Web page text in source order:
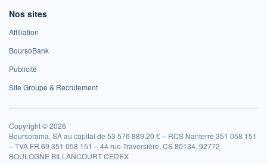
Nos sites
Affiliation
BoursoBank
Publicité
Site Groupe & Recrutement
Copyright © 2026
Boursorama, SA au capital de 53 576 889,20 € – RCS Nanterre 351 058 151
– TVA FR 69 351 058 151 – 44 rue Traversière, CS 80134, 92772
BOULOGNE BILLANCOURT CEDEX